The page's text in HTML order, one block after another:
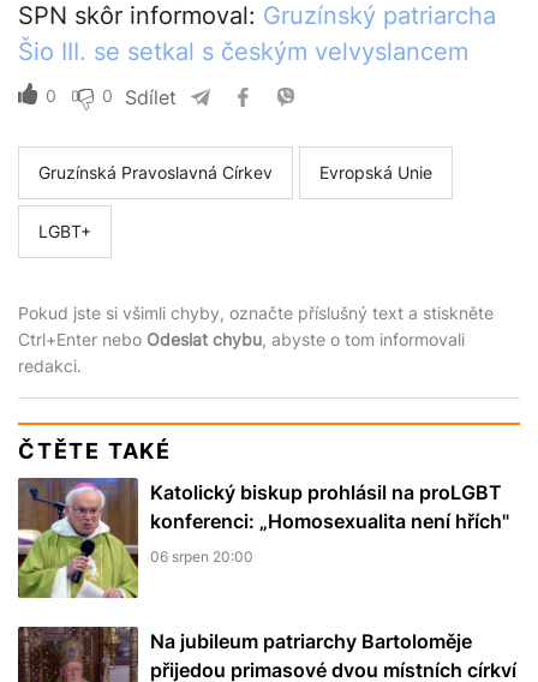
SPN skôr informoval: Gruzínský patriarcha
Šio III. se setkal s českým velvyslancem
0 0 Sdílet
Gruzínská Pravoslavná Církev Evropská Unie
LGBT+
Pokud jste si všimli chyby, označte příslušný text a stiskněte
Ctrl+Enter nebo Odeslat chybu, abyste o tom informovali
redakci.
ČTĚTE TAKÉ
Katolický biskup prohlásil na proLGBT
konferenci: „Homosexualita není hřích"
06 srpen 20:00
Na jubileum patriarchy Bartoloměje
přijedou primasové dvou místních církví